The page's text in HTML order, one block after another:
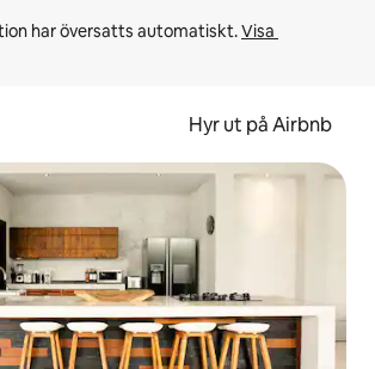
har översatts automatiskt. Visa
Hyr ut på Airbnb